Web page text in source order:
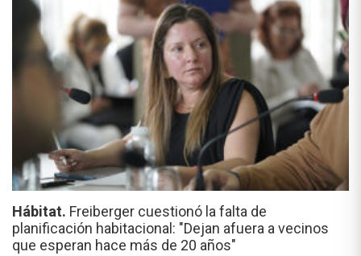
Hábitat. Freiberger cuestionó la falta de
planificación habitacional: "Dejan afuera a vecinos
que esperan hace más de 20 años"